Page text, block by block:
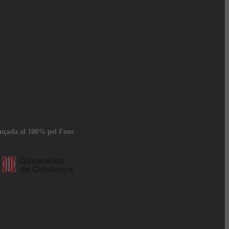
al 100% pel Fons